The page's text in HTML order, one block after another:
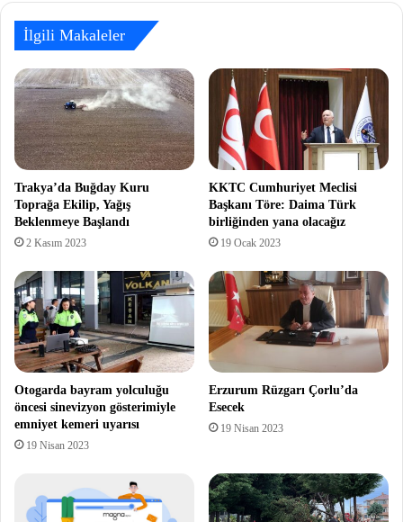
İlgili Makaleler
Trakya’da Buğday Kuru
Toprağa Ekilip, Yağış
Beklenmeye Başlandı
2 Kasım 2023
KKTC Cumhuriyet Meclisi
Başkanı Töre: Daima Türk
birliğinden yana olacağız
19 Ocak 2023
Otogarda bayram yolculuğu
öncesi sinevizyon gösterimiyle
emniyet kemeri uyarısı
19 Nisan 2023
Erzurum Rüzgarı Çorlu’da
Esecek
19 Nisan 2023